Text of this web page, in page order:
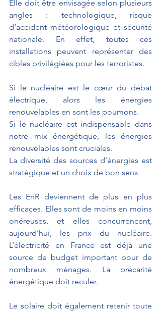
Elle doit être envisagée selon plusieurs
angles : technologique, risque
d’accident météorologique et sécurité
nationale. En effet, toutes ces
installations peuvent représenter des
cibles privilégiées pour les terroristes.
Si le nucléaire est le cœur du débat
électrique, alors les énergies
renouvelables en sont les poumons.
Si le nucléaire est indispensable dans
notre mix énergétique, les énergies
renouvelables sont cruciales.
La diversité des sources d’énergies est
stratégique et un choix de bon sens.
Les EnR deviennent de plus en plus
efficaces. Elles sont de moins en moins
onéreuses, et elles concurrencent,
aujourd’hui, les prix du nucléaire.
L’électricité en France est déjà une
source de budget important pour de
nombreux ménages. La précarité
énergétique doit reculer.
Le solaire doit également retenir toute